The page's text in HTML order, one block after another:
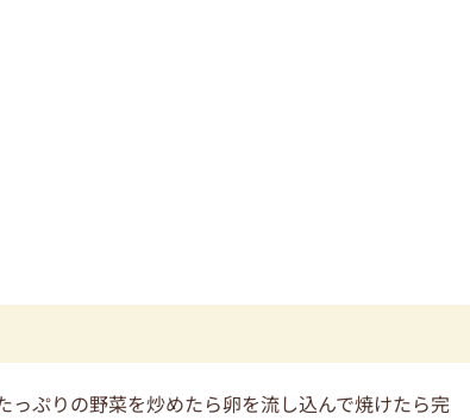
っぷりの野菜を炒めたら卵を流し込んで焼けたら完